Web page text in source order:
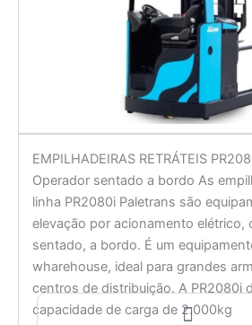
EMPILHADEIRAS RETRÁTEIS
Operador sentado a bordo As
linha PR2080i Paletrans são
elevação por acionamento elétrico,
sentado, a bordo. É um
wharehouse, ideal para grandes
centros de distribuição. A PR2080i
capacidade de carga de 2.000kg